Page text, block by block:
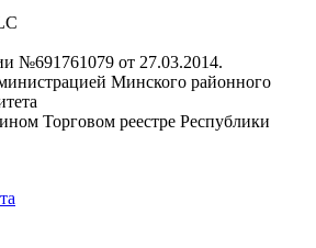
№691761079 от 27.03.2014.
Минского районного
Торговом реестре Республики